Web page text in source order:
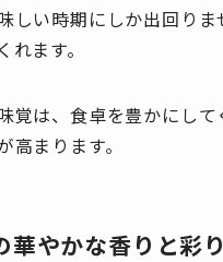
しい時期にしか出回り
ます。
覚は、食卓を豊かにし
まります。
やかな香りと彩り